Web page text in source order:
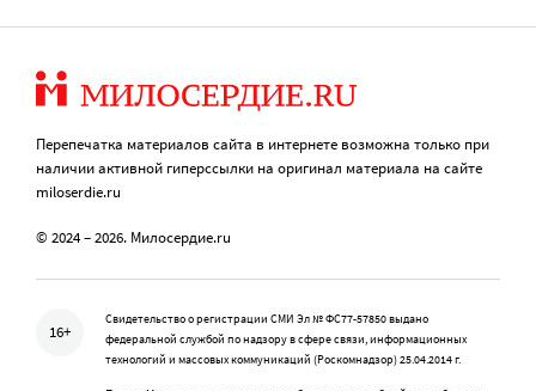
Перепечатка материалов сайта в интернете возможна только при
наличии активной гиперссылки на оригинал материала на сайте
miloserdie.ru
© 2024 – 2026. Милосердие.ru
16+
Свидетельство о регистрации СМИ Эл № ФС77-57850 выдано
федеральной службой по надзору в сфере связи, информационных
технологий и массовых коммуникаций (Роскомнадзор) 25.04.2014 г.